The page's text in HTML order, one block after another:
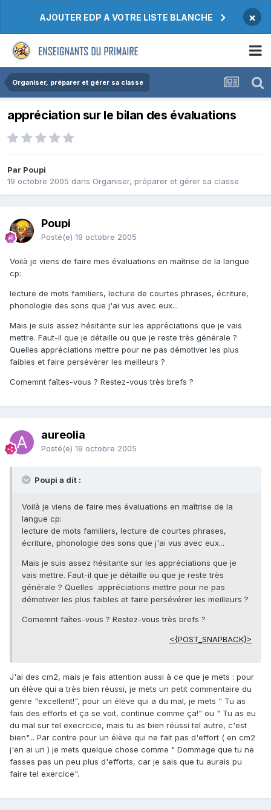
AJOUTER EDP A VOTRE LISTE BLANCHE ×
Organiser, préparer et gérer sa classe
appréciation sur le bilan des évaluations
Par Poupi
19 octobre 2005 dans Organiser, préparer et gérer sa classe
Poupi
Posté(e) 19 octobre 2005
Voilà je viens de faire mes évaluations en maîtrise de la langue
cp:
lecture de mots familiers, lecture de courtes phrases, écriture,
phonologie des sons que j'ai vus avec eux...
Mais je suis assez hésitante sur les appréciations que je vais
mettre. Faut-il que je détaille ou que je reste très générale ?
Quelles appréciations mettre pour ne pas démotiver les plus
faibles et faire persévérer les meilleurs ?
Comemnt faîtes-vous ? Restez-vous très brefs ?
aureolia
Posté(e) 19 octobre 2005
Poupi a dit :
Voilà je viens de faire mes évaluations en maîtrise de la
langue cp:
lecture de mots familiers, lecture de courtes phrases,
écriture, phonologie des sons que j'ai vus avec eux...
Mais je suis assez hésitante sur les appréciations que je
vais mettre. Faut-il que je détaille ou que je reste très
générale ? Quelles appréciations mettre pour ne pas
démotiver les plus faibles et faire persévérer les meilleurs ?
Comemnt faîtes-vous ? Restez-vous très brefs ?
<{POST_SNAPBACK}>
J'ai des cm2, mais je fais attention aussi à ce que je mets : pour
un élève qui a très bien réussi, je mets un petit commentaire du
genre "excellent!", pour un élève qui a du mal, je mets " Tu as
fais des efforts et ça se voit, continue comme ça!" ou " Tu as eu
du mal sur tel execrcice, mais tu as bien réussi tel autre, c'est
bien"... Par contre pour un élève qui ne fait pas d'effort ( en cm2
j'en ai un ) je mets quelque chose comme " Dommage que tu ne
fasses pas un peu plus d'efforts, car je sais que tu aurais pu
faire tel exercice".